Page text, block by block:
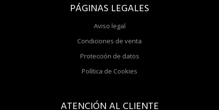
PÁGINAS LEGALES
Aviso legal
Condiciones de venta
Protección de datos
Política de Cookies
ATENCIÓN AL CLIENTE